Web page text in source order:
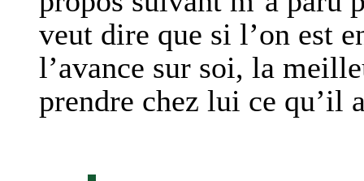
veut dire que si l’on est
l’avance sur soi, la
prendre chez lui ce qu’il